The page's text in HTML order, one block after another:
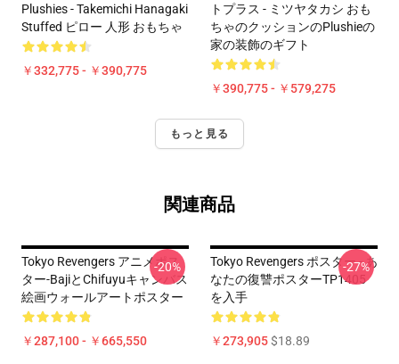
Plushies - Takemichi Hanagaki
Stuffed ピロー 人形 おもちゃ
￥332,775 - ￥390,775
トプラス - ミツヤタカシ おも
ちゃのクッションのPlushieの
家の装飾のギフト
￥390,775 - ￥579,275
もっと見る
関連商品
Tokyo Revengers アニメポス
ター-BajiとChifuyuキャンバス
絵画ウォールアートポスター
￥287,100 - ￥665,550
-20%
Tokyo Revengers ポスター - あ
なたの復讐ポスターTP1405
を入手
￥273,905$18.89
-27%